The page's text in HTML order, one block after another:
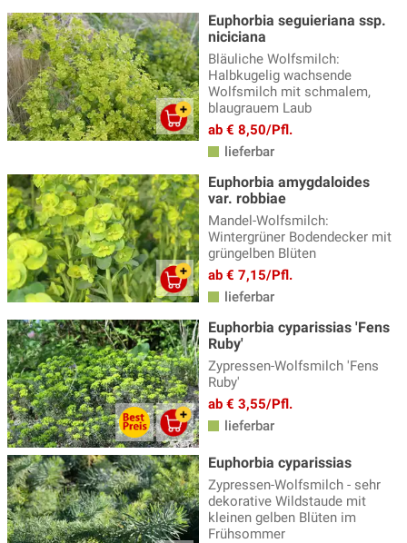
Fuchsien winterharte(14)
Funkien - Hosta(34)
Gamander - Teucrium(3)
Gänsekresse(5)
Geissbart (4)
Gewürzfenchel(3)
Glockenblume (31)
Goldmelisse(4)
Helianthus - Staudensonnenblume
Helleborus - Nieswurz(10)
Heuchera, Heucherella & Tiarella(28)
Indianernessel(12)
Iris(33)
Jakobsleiter(2)
Kandelaber Ehrenpreis(4)
Katzenminze(14)
Katzenpfötchen(2)
Euphorbia seguieriana ssp.
niciciana
Bläuliche Wolfsmilch:
Halbkugelig wachsende
Wolfsmilch mit schmalem,
blaugrauem Laub
ab € 8,50/Pfl.
lieferbar
Euphorbia amygdaloides
var. robbiae
Mandel-Wolfsmilch:
Wintergrüner Bodendecker mit
grüngelben Blüten
ab € 7,15/Pfl.
lieferbar
Euphorbia cyparissias 'Fens
Ruby'
Zypressen-Wolfsmilch 'Fens
Ruby'
ab € 3,55/Pfl.
lieferbar
Euphorbia cyparissias
Zypressen-Wolfsmilch - sehr
dekorative Wildstaude mit
kleinen gelben Blüten im
Frühsommer